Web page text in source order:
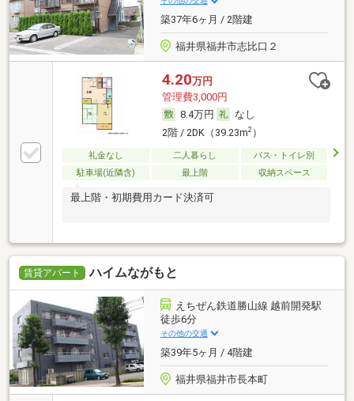
築37年6ヶ月 / 2階建
福井県福井市志比口２
4.20万円
管理費3,000円
8.4万円
なし
2階 / 2DK（39.23m2）
礼金なし 二人暮らし
バス・トイレ別
駐車場(近隣含)
最上階 収納スペース
最上階・初期費用カード決済可
賃貸アパート ハイムながもと
えちぜん鉄道勝山線 越前開発駅
徒歩6分
その他の交通
築39年5ヶ月 / 4階建
福井県福井市長本町